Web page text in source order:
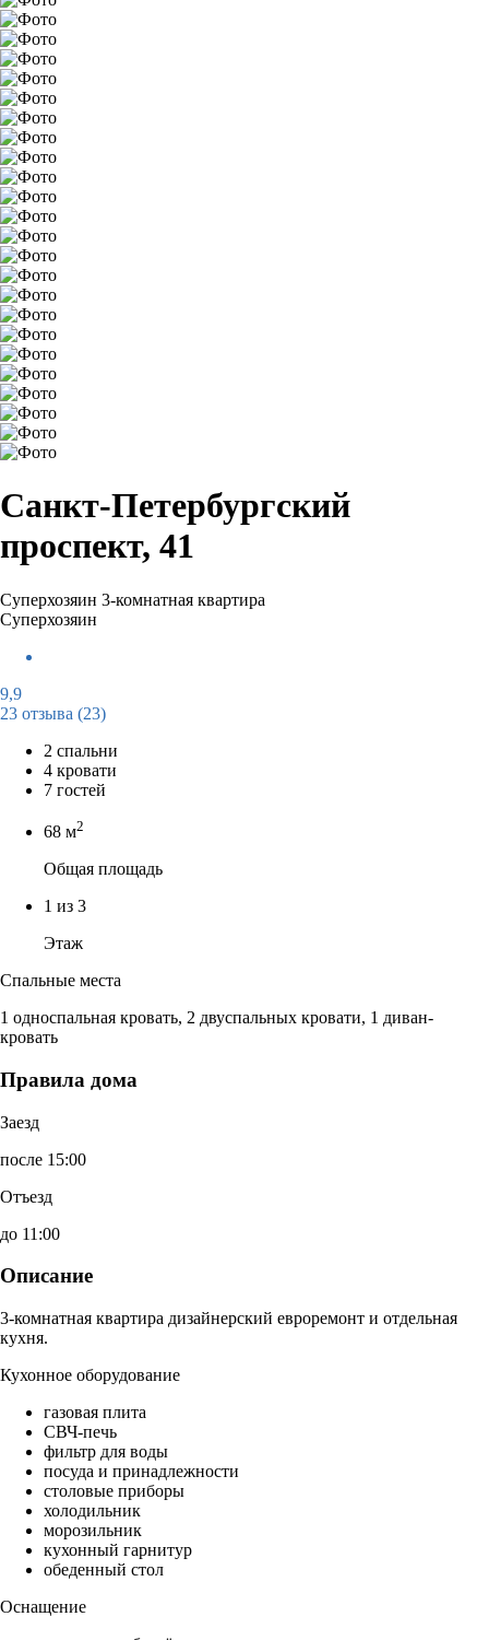
Санкт-Петербургский
проспект, 41
Суперхозяин 3-комнатная квартира
Суперхозяин
9,9
23 отзыва (23)
2 спальни
4 кровати
7 гостей
68 м2
Общая площадь
1 из 3
Этаж
Спальные места
1 односпальная кровать, 2 двуспальных кровати, 1 диван-
кровать
Правила дома
Заезд
после 15:00
Отъезд
до 11:00
Описание
3-комнатная квартира дизайнерский евроремонт и отдельная
кухня.
Кухонное оборудование
газовая плита
СВЧ-печь
фильтр для воды
посуда и принадлежности
столовые приборы
холодильник
морозильник
кухонный гарнитур
обеденный стол
Оснащение